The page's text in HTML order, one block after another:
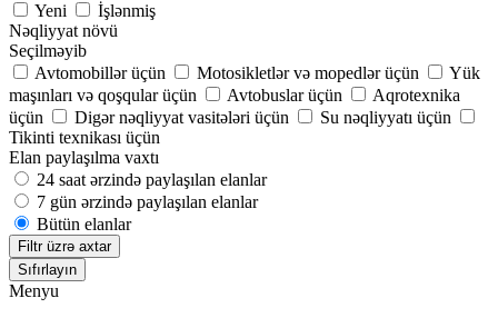
Yeni
İşlənmiş
Nəqliyyat növü
Seçilməyib
Avtomobillər üçün
Motosikletlər və mopedlər üçün
Yük
maşınları və qoşqular üçün
Avtobuslar üçün
Aqrotexnika
üçün
Digər nəqliyyat vasitələri üçün
Su nəqliyyatı üçün
Tikinti texnikası üçün
Elan paylaşılma vaxtı
24 saat ərzində paylaşılan elanlar
7 gün ərzində paylaşılan elanlar
Bütün elanlar
Filtr üzrə axtar
Sıfırlayın
Menyu